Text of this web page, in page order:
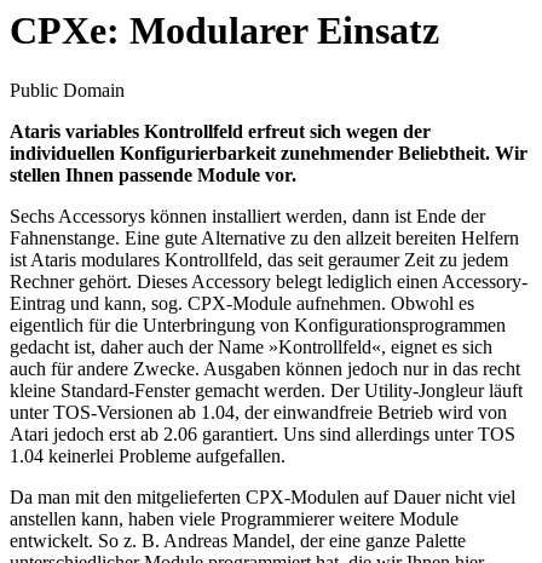
CPXe: Modularer Einsatz
Public Domain
Ataris variables Kontrollfeld erfreut sich wegen der
individuellen Konfigurierbarkeit zunehmender Beliebtheit. Wir
stellen Ihnen passende Module vor.
Sechs Accessorys können installiert werden, dann ist Ende der
Fahnenstange. Eine gute Alternative zu den allzeit bereiten Helfern
ist Ataris modulares Kontrollfeld, das seit geraumer Zeit zu jedem
Rechner gehört. Dieses Accessory belegt lediglich einen Accessory-
Eintrag und kann, sog. CPX-Module aufnehmen. Obwohl es
eigentlich für die Unterbringung von Konfigurationsprogrammen
gedacht ist, daher auch der Name »Kontrollfeld«, eignet es sich
auch für andere Zwecke. Ausgaben können jedoch nur in das recht
kleine Standard-Fenster gemacht werden. Der Utility-Jongleur läuft
unter TOS-Versionen ab 1.04, der einwandfreie Betrieb wird von
Atari jedoch erst ab 2.06 garantiert. Uns sind allerdings unter TOS
1.04 keinerlei Probleme aufgefallen.
Da man mit den mitgelieferten CPX-Modulen auf Dauer nicht viel
anstellen kann, haben viele Programmierer weitere Module
entwickelt. So z. B. Andreas Mandel, der eine ganze Palette